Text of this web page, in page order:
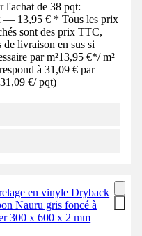
l'achat de 38 pqt:
— 13,95 € * Tous les prix
sont des prix TTC,
de livraison en sus si
par m²13,95 €*/ m²
à 31,09 € par
31,09 €/ pqt)
en vinyle Dryback
Nauru gris foncé à
300 x 600 x 2 mm